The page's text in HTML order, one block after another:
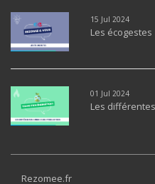
15 Jul 2024
Les écogestes
01 Jul 2024
Les
Rezomee.fr